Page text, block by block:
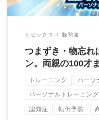
トピックス 脳関連
つまずき・物忘れ
ン。両親の100才
トレーニング パーソ
パーソナルトレーニング
認知症 転倒予防